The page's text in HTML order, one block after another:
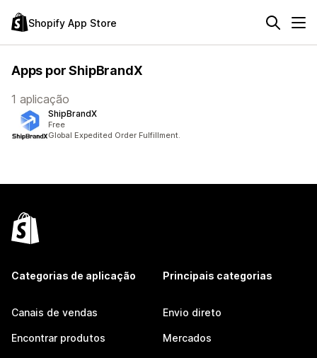
Shopify App Store
Apps por ShipBrandX
1 aplicação
ShipBrandX
Free
Global Expedited Order Fulfillment.
Categorias de aplicação
Canais de vendas
Encontrar produtos
Principais categorias
Envio direto
Mercados